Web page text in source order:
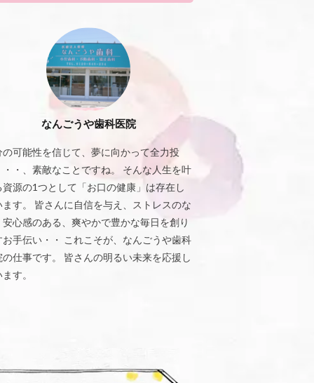
なんごうや歯科医院
の可能性を信じて、夢に向かって全力投
・・、素敵なことですね。 そんな人生を叶
資源の1つとして「お口の健康」は存在し
ます。 皆さんに自信を与え、ストレスのな
安心感のある、爽やかで豊かな毎日を創り
お手伝い・・ これこそが、なんごうや歯科
の仕事です。 皆さんの明るい未来を応援し
す。